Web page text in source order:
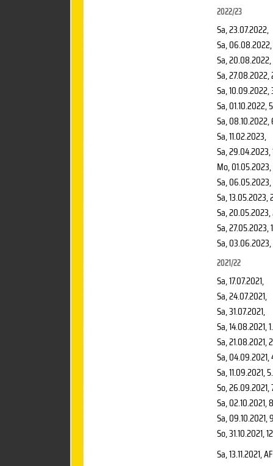
2022/23
Sa, 23.07.2022,
Sa, 06.08.2022,
Sa, 20.08.2022,
Sa, 27.08.2022,
Sa, 10.09.2022,
Sa, 01.10.2022,
Sa, 08.10.2022,
Sa, 11.02.2023,
Sa, 29.04.2023,
Mo, 01.05.2023,
Sa, 06.05.2023,
Sa, 13.05.2023,
Sa, 20.05.2023,
Sa, 27.05.2023,
Sa, 03.06.2023,
2021/22
Sa, 17.07.2021,
Sa, 24.07.2021,
Sa, 31.07.2021,
Sa, 14.08.2021,
Sa, 21.08.2021,
Sa, 04.09.2021,
Sa, 11.09.2021,
So, 26.09.2021,
Sa, 02.10.2021,
Sa, 09.10.2021,
So, 31.10.2021,
Sa, 13.11.2021, AF